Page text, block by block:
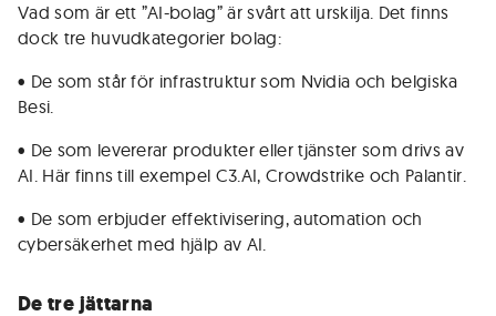
Vad som är ett ”AI-bolag” är svårt att urskilja. Det finns
dock tre huvudkategorier bolag:
• De som står för infrastruktur som Nvidia och belgiska
Besi.
• De som levererar produkter eller tjänster som drivs av
AI. Här finns till exempel C3.AI, Crowdstrike och Palantir.
• De som erbjuder effektivisering, automation och
cybersäkerhet med hjälp av AI.
De tre jättarna